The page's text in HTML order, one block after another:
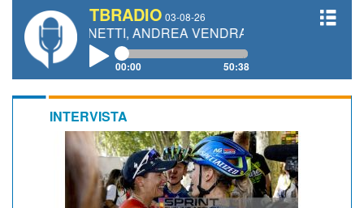
TBRADIO 03-08-26
GIANETTI, ANDREA VENDRAME, FILIPPO FIORELLI
00:00 50:38
INTERVISTA